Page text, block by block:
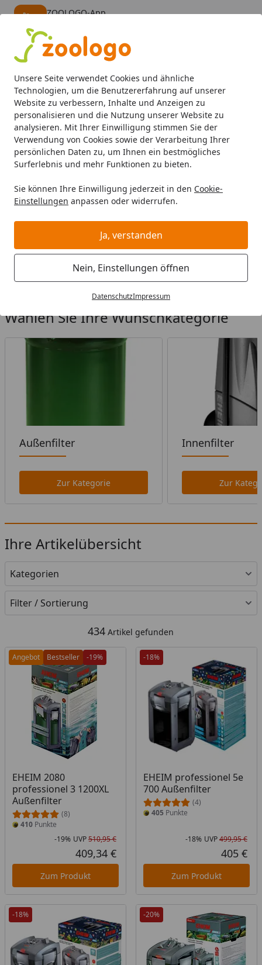
Unsere Seite verwendet Cookies und ähnliche
Technologien, um die Benutzererfahrung auf unserer
Website zu verbessern, Inhalte und Anzeigen zu
personalisieren und die Nutzung unserer Website zu
analysieren. Mit Ihrer Einwilligung stimmen Sie der
Verwendung von Cookies sowie der Verarbeitung Ihrer
persönlichen Daten zu, um Ihnen ein bestmögliches
Surferlebnis und mehr Funktionen zu bieten.
Sie können Ihre Einwilligung jederzeit in den Cookie-
Einstellungen anpassen oder widerrufen.
Ja, verstanden
Nein, Einstellungen öffnen
DatenschutzImpressum
ZOOLOGO-App
Alle Produkte
Mein Konto
Suchen
Aquarienfilter, Pumpen &
Zubehör
Aquaristik Aquarienfilter, Pumpen & Zubehör
Wählen Sie Ihre Wunschkategorie
Außenfilter
Zur Kategorie
Innenfilter
Zur
Ihre Artikelübersicht
Kategorien
Filter / Sortierung
434 Artikel gefunden
Angebot Bestseller -19%
EHEIM 2080
professionel 3 1200XL
Außenfilter
(8)
410 Punkte
Rabatt in Prozent
-19%
Ursprünglicher Preis
UVP510,95 €
Aktueller Preis
409,34 €
Zum Produkt
-18%
EHEIM professionel 5e
700 Außenfilter
(4)
405 Punkte
-18% UVP499,95 €
405 €
Zum Produkt
-18% -20%